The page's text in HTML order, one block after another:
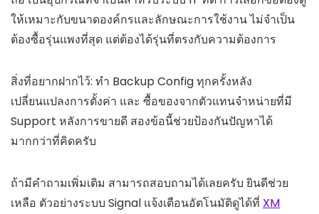
ให้เหมาะกับขนาดองค์กรและลักษณะการใช้งาน ไม่จำเป็น
ต้องซื้อรุ่นแพงที่สุด แต่ต้องได้รุ่นที่ตรงกับความต้องการ
สิ่งที่อยากฝากไว้: ทำ Backup Config ทุกครั้งหลัง
เปลี่ยนแปลงการตั้งค่า และ ซื้อของจากตัวแทนจำหน่ายที่มี
Support หลังการขายดี สองข้อนี้ช่วยป้องกันปัญหาได้
มากกว่าที่คิดครับ
ถ้ามีคำถามเพิ่มเติม สามารถสอบถามได้เลยครับ ยินดีช่วย
เหลือ ตัวอย่างระบบ Signal แจ้งเตือนอัตโนมัติดูได้ที่ XM